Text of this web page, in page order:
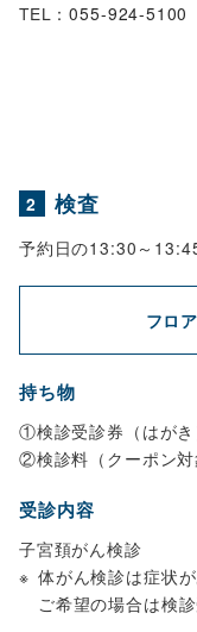
TEL：055-924-5100
2 検査
予約日の13:30～
フロ
持ち物
①検診受診券（はがき
②検診料（クーポン対
受診内容
子宮頚がん検診
体がん検診は症状
ご希望の場合は検